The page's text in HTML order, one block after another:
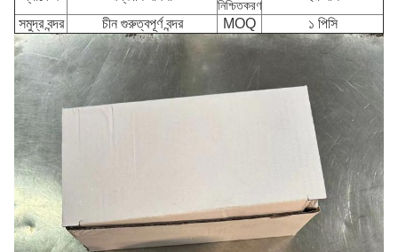
নিশ্চিতকরণ
সমুদ্র বন্দর
চীন গুরুত্বপূর্ণ বন্দর MOQ ১ পিসি